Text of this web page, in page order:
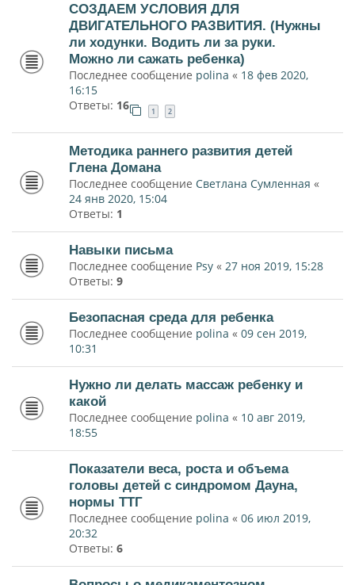
СОЗДАЕМ УСЛОВИЯ ДЛЯ
ДВИГАТЕЛЬНОГО РАЗВИТИЯ. (Нужны
ли ходунки. Водить ли за руки.
Можно ли сажать ребенка)
Последнее сообщение polina « 18 фев 2020,
16:15
Ответы: 16 1 2
Методика раннего развития детей
Глена Домана
Последнее сообщение Светлана Сумленная «
24 янв 2020, 15:04
Ответы: 1
Навыки письма
Последнее сообщение Psy « 27 ноя 2019, 15:28
Ответы: 9
Безопасная среда для ребенка
Последнее сообщение polina « 09 сен 2019,
10:31
Нужно ли делать массаж ребенку и
какой
Последнее сообщение polina « 10 авг 2019,
18:55
Показатели веса, роста и объема
головы детей с синдромом Дауна,
нормы ТТГ
Последнее сообщение polina « 06 июл 2019,
20:32
Ответы: 6